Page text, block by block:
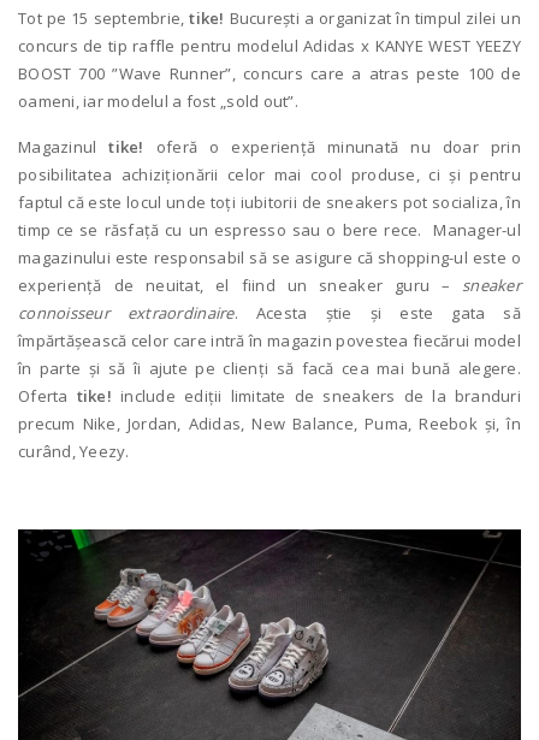
Tot pe 15 septembrie,tike! București a organizat în timpul zilei un
concurs de tip raffle pentru modelul Adidas x KANYE WEST YEEZY
BOOST 700 ”Wave Runner”, concurs care a atras peste 100 de
oameni, iar modelul a fost „sold out”.
Magazinultike! oferă o experiență minunată nu doar prin
posibilitatea achiziționării celor mai cool produse, ci și pentru
faptul că este locul unde toți iubitorii de sneakers pot socializa, în
timp ce se răsfață cu un espresso sau o bere rece. Manager-ul
magazinului este responsabil să se asigure că shopping-ul este o
experiență de neuitat, el fiind un sneaker guru – sneaker
connoisseur extraordinaire. Acesta știe și este gata să
împărtășească celor care intră în magazin povestea fiecărui model
în parte și să îi ajute pe clienți să facă cea mai bună alegere.
Oferta tike! include ediții limitate de sneakers de la branduri
precum Nike, Jordan, Adidas, New Balance, Puma, Reebok și, în
curând, Yeezy.